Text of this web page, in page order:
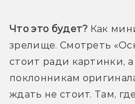
Что это будет? Как
зрелище. Смотреть
стоит ради картинки,
поклонникам
ждать не стоит. Там,